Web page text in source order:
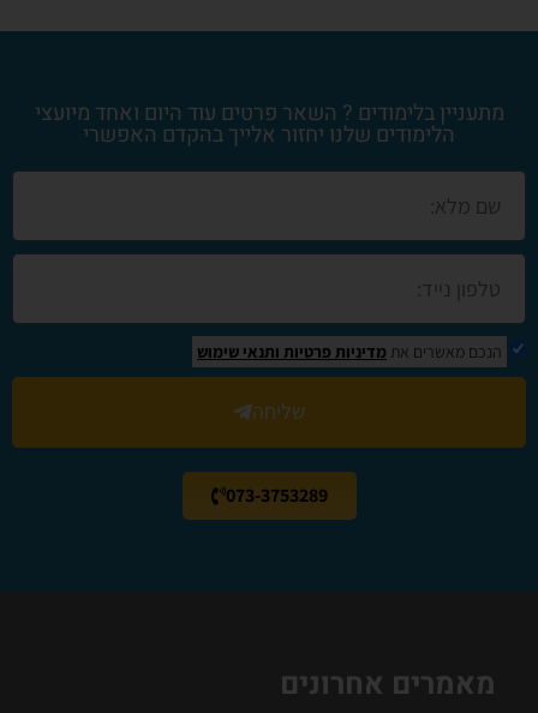
מתעניין בלימודים ? השאר פרטים עוד היום ואחד מיועצי
הלימודים שלנו יחזור אלייך בהקדם האפשרי
הנכם מאשרים את מדיניות פרטיות ותנאי שימוש
שליחה
073-3753289
מאמרים אחרונים